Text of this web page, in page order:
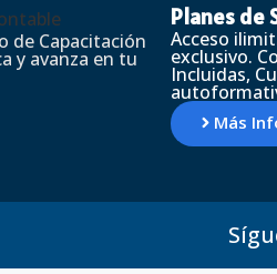
de Capacitación
y avanza en tu
Planes de
Acceso
exclusivo.
Incluidas,
Más